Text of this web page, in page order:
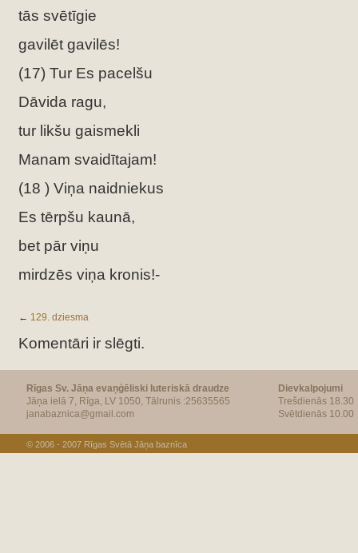
tās svētīgie
gavilēt gavilēs!
(17) Tur Es pacelšu
Dāvida ragu,
tur likšu gaismekli
Manam svaidītajam!
(18 ) Viņa naidniekus
Es tērpšu kaunā,
bet pār viņu
mirdzēs viņa kronis!-
← 129. dziesma
Komentāri ir slēgti.
Rīgas Sv. Jāņa evaņģēliski luteriskā draudze
Jāņa ielā 7, Rīga, LV 1050, Tālrunis :25635565
janabaznica@gmail.com
Dievkalpojumi
Trešdienās 18.30
Svētdienās 10.00
© 2006 - 2007 Rīgas Svētā Jāņa baznīca